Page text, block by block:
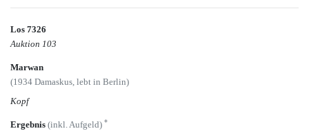
Los 7326
Auktion 103
Marwan
(1934 Damaskus, lebt in Berlin)
Kopf
Ergebnis (inkl. Aufgeld) *